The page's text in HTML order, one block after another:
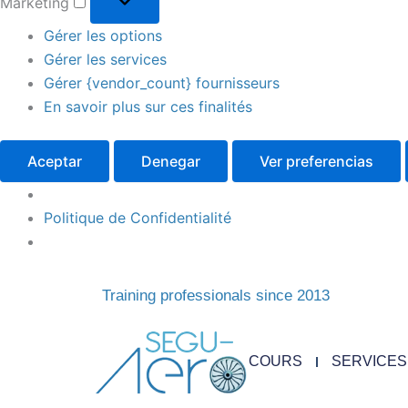
Gérer les options
Gérer les services
Gérer {vendor_count} fournisseurs
En savoir plus sur ces finalités
Aceptar Denegar Ver preferencias
Politique de Confidentialité
Training professionals since 2013
COURS SERVICES